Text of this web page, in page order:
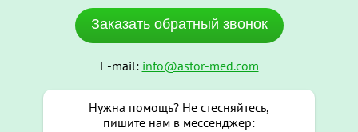
Заказать обратный звонок
E-mail: info@astor-med.com
Нужна помощь? Не стесняйтесь,
пишите нам в мессенджер: